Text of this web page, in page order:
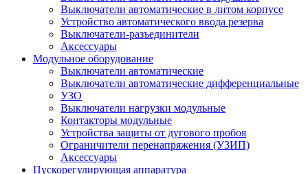
Выключатели автоматические в литом корпусе
Устройство автоматического ввода резерва
Выключатели-разъединители
Аксессуары
Модульное оборудование
Выключатели автоматические
Выключатели автоматические дифференциальные
УЗО
Выключатели нагрузки модульные
Контакторы модульные
Устройства защиты от дугового пробоя
Ограничители перенапряжения (УЗИП)
Аксессуары
Пускорегулирующая аппаратура